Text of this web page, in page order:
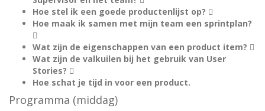
Hoe stel ik een goede productenlijst op? 
Hoe maak ik samen met mijn team een sprintplan?

Wat zijn de eigenschappen van een product item? 
Wat zijn de valkuilen bij het gebruik van User
Stories? 
Hoe schat je tijd in voor een product.
Programma (middag)